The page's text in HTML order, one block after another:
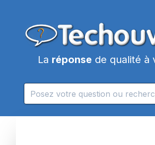
La réponse de qualité à